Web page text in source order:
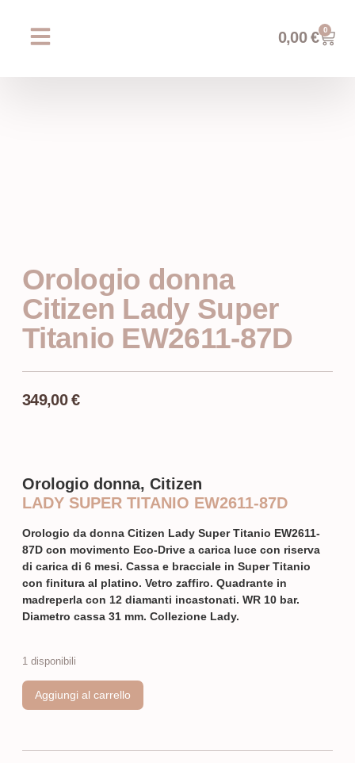
0,00€ 0
Orologio donna
Citizen Lady Super
Titanio EW2611-87D
349,00€
Orologio donna, Citizen
LADY SUPER TITANIO EW2611-87D
Orologio da donna Citizen Lady Super Titanio EW2611-
87D con movimento Eco-Drive a carica luce con riserva
di carica di 6 mesi. Cassa e bracciale in Super Titanio
con finitura al platino. Vetro zaffiro. Quadrante in
madreperla con 12 diamanti incastonati. WR 10 bar.
Diametro cassa 31 mm. Collezione Lady.
1 disponibili
Aggiungi al carrello